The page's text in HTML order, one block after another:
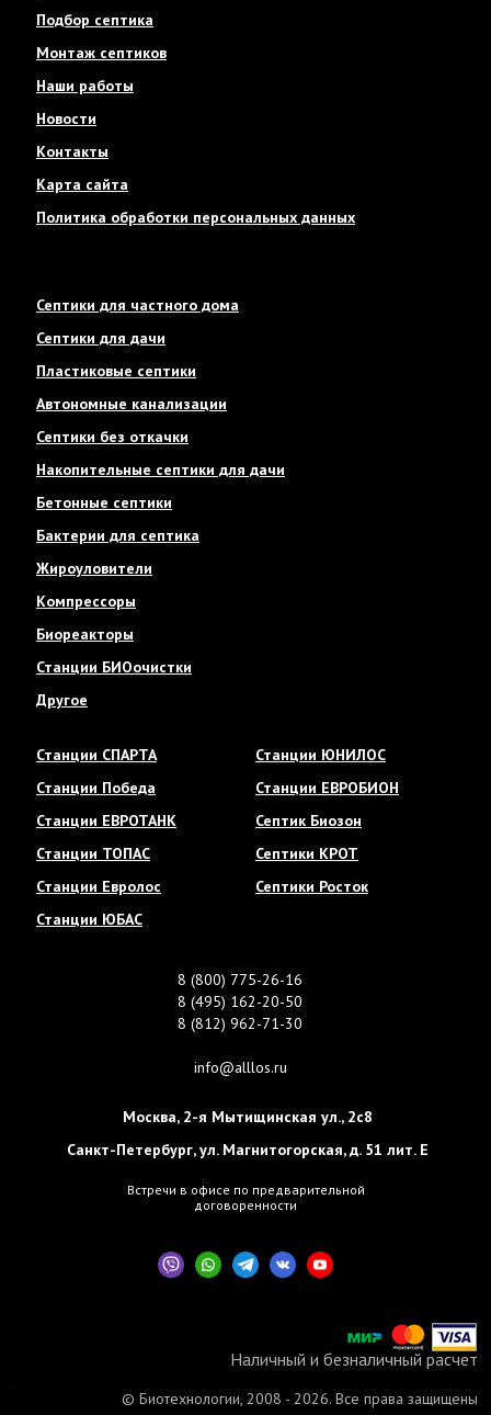
Подбор септика
Монтаж септиков
Наши работы
Новости
Контакты
Карта сайта
Политика обработки персональных данных
Септики для частного дома
Септики для дачи
Пластиковые септики
Автономные канализации
Септики без откачки
Накопительные септики для дачи
Бетонные септики
Бактерии для септика
Жироуловители
Компрессоры
Биореакторы
Станции БИОочистки
Другое
Станции СПАРТА
Станции Победа
Станции ЕВРОТАНК
Станции ТОПАС
Станции Евролос
Станции ЮБАС
Станции ЮНИЛОС
Станции ЕВРОБИОН
Септик Биозон
Септики КРОТ
Септики Росток
8 (800) 775-26-16
8 (495) 162-20-50
8 (812) 962-71-30
info@alllos.ru
Москва, 2-я Мытищинская ул., 2с8
Санкт-Петербург,ул. Магнитогорская, д. 51 лит. Е
Встречи в офисе по предварительной
договоренности
Наличный и безналичный расчет
.
© Биотехнологии, 2008 - 2026. Все права защищены